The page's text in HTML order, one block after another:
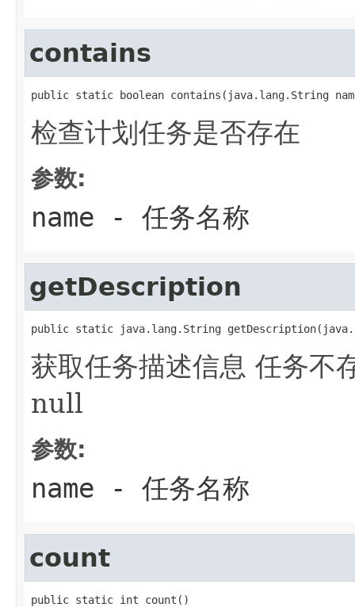
contains
public static boolean contains(java.lang.String
检查计划任务是否存在
参数:
name - 任务名称
getDescription
public static java.lang.String
获取任务描述信息 任务不
null
参数:
name - 任务名称
count
public static int count()